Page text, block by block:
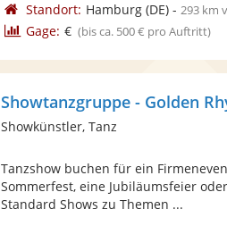
Standort: Hamburg(DE)- 293 km
Gage: € (bis ca. 500 € pro Auftritt)
Showtanzgruppe - Golden
Showkünstler, Tanz
Tanzshow buchen für ein
Sommerfest, eine Jubiläumsfeier
Standard Shows zu Themen ...